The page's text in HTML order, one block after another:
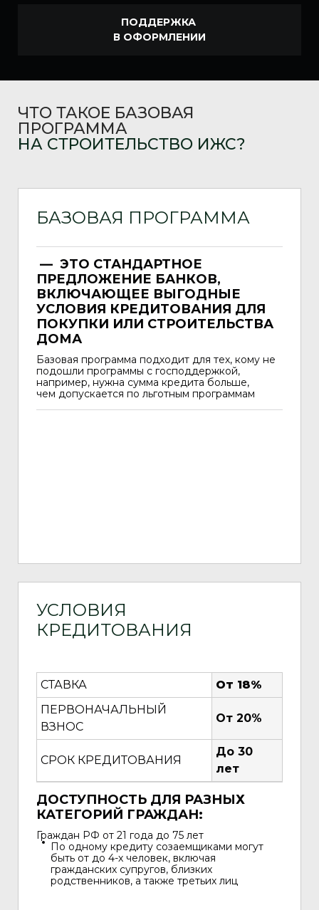
ПОДДЕРЖКА
В ОФОРМЛЕНИИ
ЧТО ТАКОЕ БАЗОВАЯ
ПРОГРАММА
НА СТРОИТЕЛЬСТВО ИЖС?
БАЗОВАЯ ПРОГРАММА
— ЭТО СТАНДАРТНОЕ
ПРЕДЛОЖЕНИЕ БАНКОВ,
ВКЛЮЧАЮЩЕЕ ВЫГОДНЫЕ
УСЛОВИЯ КРЕДИТОВАНИЯ ДЛЯ
ПОКУПКИ ИЛИ СТРОИТЕЛЬСТВА
ДОМА
Базовая программа подходит для тех, кому не
подошли программы с господдержкой,
например, нужна сумма кредита больше,
чем допускается по льготным программам
УСЛОВИЯ
КРЕДИТОВАНИЯ
СТАВКА
От 18%
ПЕРВОНАЧАЛЬНЫЙ
ВЗНОС
От 20%
СРОК КРЕДИТОВАНИЯ
До 30
лет
ДОСТУПНОСТЬ ДЛЯ РАЗНЫХ
КАТЕГОРИЙ ГРАЖДАН:
Граждан РФ от 21 года до 75 лет
По одному кредиту созаемщиками могут
быть от до 4-х человек, включая
гражданских супругов, близких
родственников, а также третьих лиц